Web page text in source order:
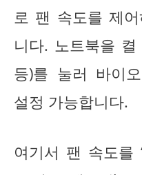
로 팬 속도를 제
니다. 노트북을
등)를 눌러 바이
설정 가능합니다.
여기서 팬 속도를